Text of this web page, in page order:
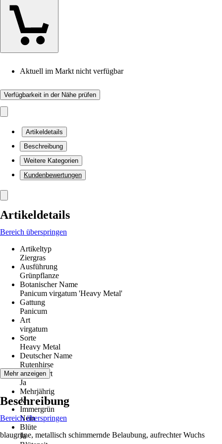
Aktuell im Markt nicht verfügbar
Verfügbarkeit in der Nähe prüfen
Artikeldetails
Beschreibung
Weitere Kategorien
Kundenbewertungen
Artikeldetails
Bereich überspringen
Artikeltyp
Ziergras
Ausführung
Grünpflanze
Botanischer Name
Panicum virgatum 'Heavy Metal'
Gattung
Panicum
Art
virgatum
Sorte
Heavy Metal
Deutscher Name
Rutenhirse
Winterhart
Ja
Mehrjährig
Ja
Immergrün
Nein
Blüte
Ja
Mehr anzeigen
Beschreibung
Bereich überspringen
blaugrüne, metallisch schimmernde Belaubung, aufrechter Wuchs